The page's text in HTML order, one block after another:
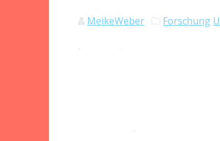
MeikeWeber Forschung